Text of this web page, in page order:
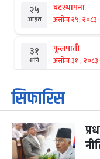
२५
आइत
घटस्थापना
असोज २५, २०८३-
३१
शनि
फूलपाती
असोज ३१ , २०८३-
१
आइत
कार्तिक सङ्क्रान्ति
कार्तिक १, २०८३
३
मंगल
महानवमी
कार्तिक ३, २०८३-
सिफारिस